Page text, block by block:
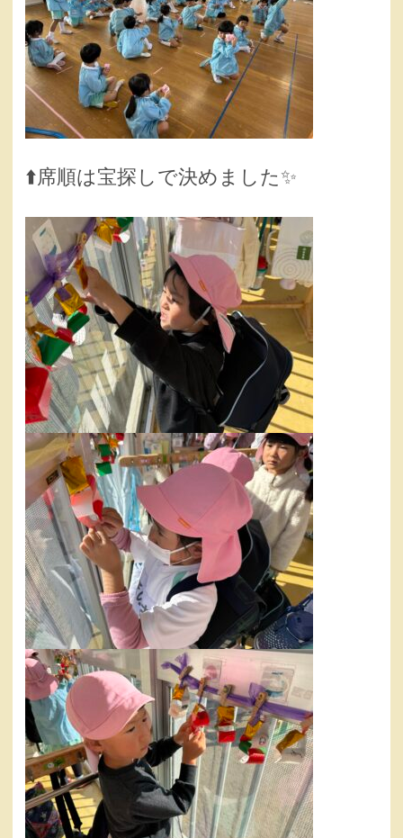
⬆️席順は宝探しで決めました✨️